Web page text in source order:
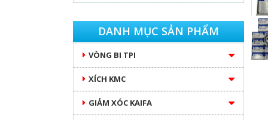
DANH MỤC SẢN PHẨM
VÒNG BI TPI
XÍCH KMC
GIẢM XÓC KAIFA